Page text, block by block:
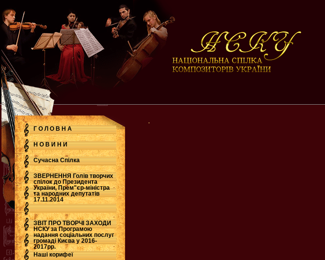
Г О Л О В Н А
Н О В И Н И
Сучасна Cпілка
ЗВЕРНЕННЯ Голів творчих
спілок до Президента
України, Прем"єр-міністра
та народних депутатів
17.11.2014
.
ЗВІТ ПРО ТВОРЧІ ЗАХОДИ
НСКУ за Програмою
надання соціальних послуг
громаді Києва у 2016-
2017рр.
.
Наші корифеї
.